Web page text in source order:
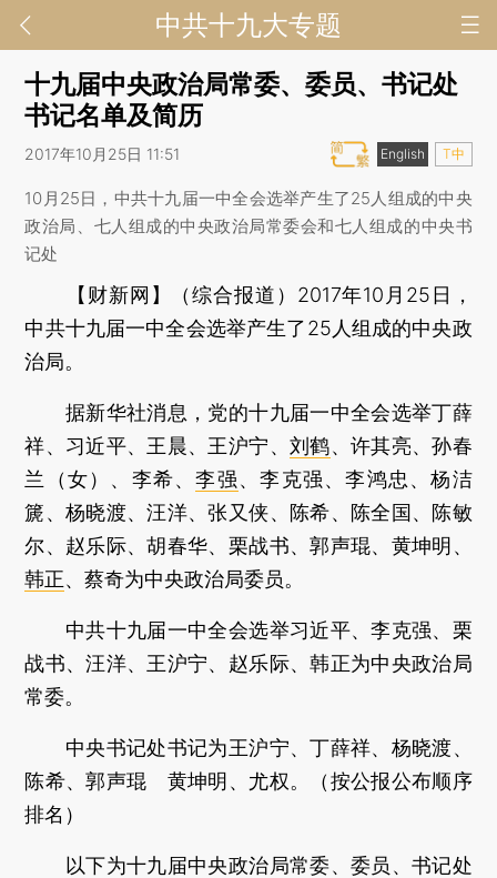
中共十九大专题
十九届中央政治局常委、委员、书记处
书记名单及简历
2017年10月25日 11:51 T中
English
10月25日，中共十九届一中全会选举产生了25人组成的中央
政治局、七人组成的中央政治局常委会和七人组成的中央书
记处
【财新网】（综合报道） 2017年10月25日，
中共十九届一中全会选举产生了25人组成的中央政
治局。
据新华社消息，党的十九届一中全会选举丁薛
祥、习近平、王晨、王沪宁、 刘鹤、许其亮、孙春
兰（女）、李希、李强、李克强、李鸿忠、杨洁
篪、杨晓渡、汪洋、张又侠、陈希、陈全国、陈敏
尔、赵乐际、胡春华、栗战书、郭声琨、黄坤明、
韩正、蔡奇为中央政治局委员。
中共十九届一中全会选举习近平、李克强、栗
战书、汪洋、王沪宁、赵乐际、韩正为中央政治局
常委。
中央书记处书记为王沪宁、丁薛祥、杨晓渡、
陈希、郭声琨 黄坤明、尤权。（按公报公布顺序
排名）
以下为十九届中央政治局常委、委员、书记处